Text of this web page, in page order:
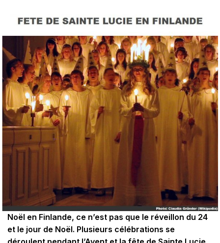
Noël en Finlande, ce n’est pas que le réveillon du 24
et le jour de Noël. Plusieurs célébrations se